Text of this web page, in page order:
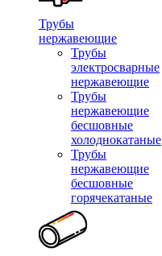
Трубы
нержавеющие
Трубы
электросварные
нержавеющие
Трубы
нержавеющие
бесшовные
холоднокатаные
Трубы
нержавеющие
бесшовные
горячекатаные